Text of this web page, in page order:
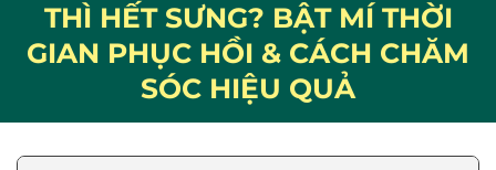
THÌ HẾT SƯNG? BẬT MÍ THỜI
GIAN PHỤC HỒI & CÁCH CHĂM
SÓC HIỆU QUẢ